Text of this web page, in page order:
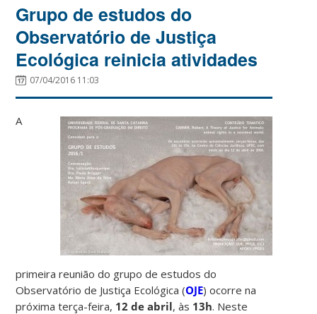
Grupo de estudos do
Observatório de Justiça
Ecológica reinicia atividades
07/04/2016 11:03
A
primeira reunião do grupo de estudos do
Observatório de Justiça Ecológica (OJE) ocorre na
próxima terça-feira, 12 de abril, às 13h. Neste